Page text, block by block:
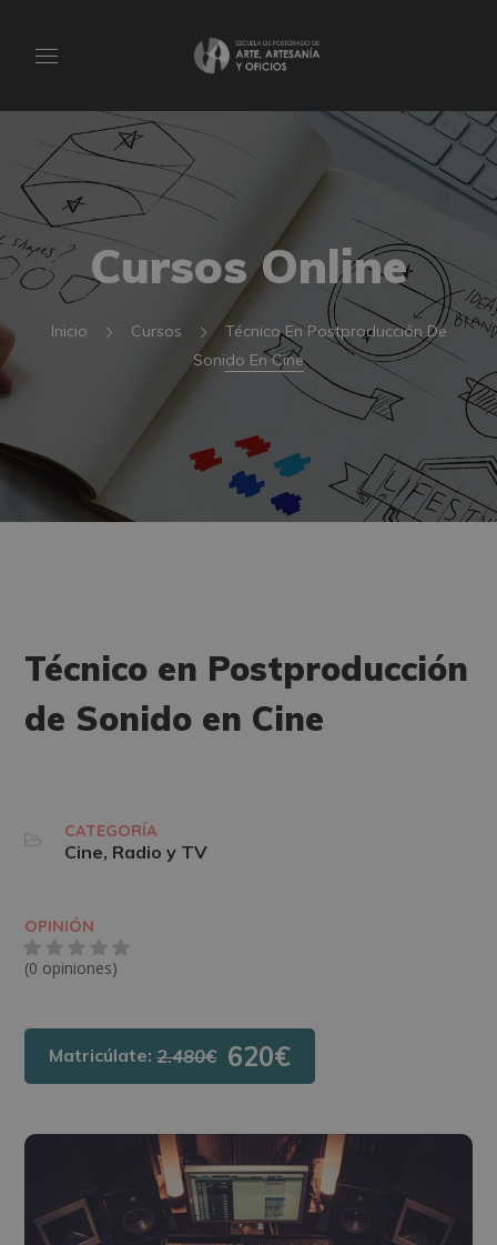
Cursos Online
Inicio Cursos
Técnico En Postproducción De
Sonido En Cine
Técnico en Postproducción
de Sonido en Cine
CATEGORÍA
Cine, Radio y TV
OPINIÓN
(0 opiniones)
Matricúlate:2.480€ 620€